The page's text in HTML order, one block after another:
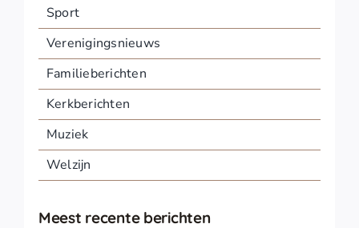
Sport
Verenigingsnieuws
Familieberichten
Kerkberichten
Muziek
Welzijn
Meest recente berichten